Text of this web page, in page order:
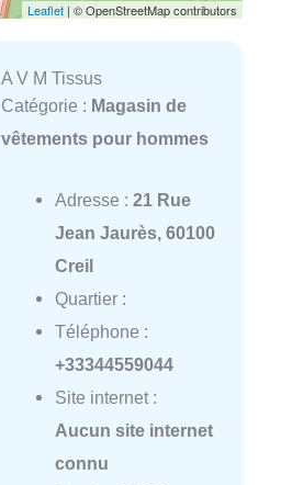
Leaflet | © OpenStreetMap contributors
A V M Tissus
Catégorie : Magasin de
vêtements pour hommes
Adresse : 21 Rue
Jean Jaurès, 60100
Creil
Quartier :
Téléphone :
+33344559044
Site internet :
Aucun site internet
connu